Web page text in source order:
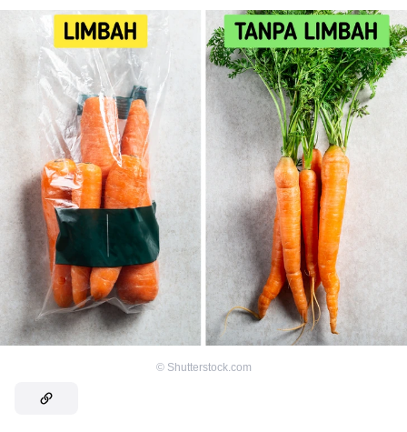
© Shutterstock.com